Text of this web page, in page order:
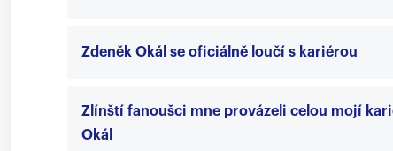
Zdeněk Okál se oficiálně loučí s kariérou
Zlínští fanoušci mne provázeli celou mojí
Okál